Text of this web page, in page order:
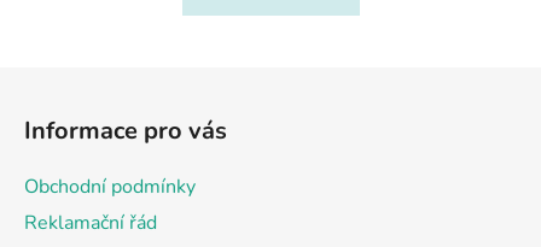
Informace pro vás
Obchodní podmínky
Reklamační řád